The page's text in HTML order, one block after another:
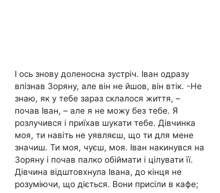
І ось знову доленосна зустріч. Іван одразу
впізнав Зоряну, але він не йшов, він втік. -Не
знаю, як у тебе зараз склалося життя, –
почав Іван, – але я не можу без тебе. Я
розлучився і приїхав шукати тебе. Дівчинка
моя, ти навіть не уявляєш, що ти для мене
значиш. Ти моя, чуєш, моя. Іван накинувся на
Зоряну і почав палко обіймати і цілувати її.
Дівчина відштовхнула Івана, до кінця не
розуміючи, що діється. Вони присіли в кафе;